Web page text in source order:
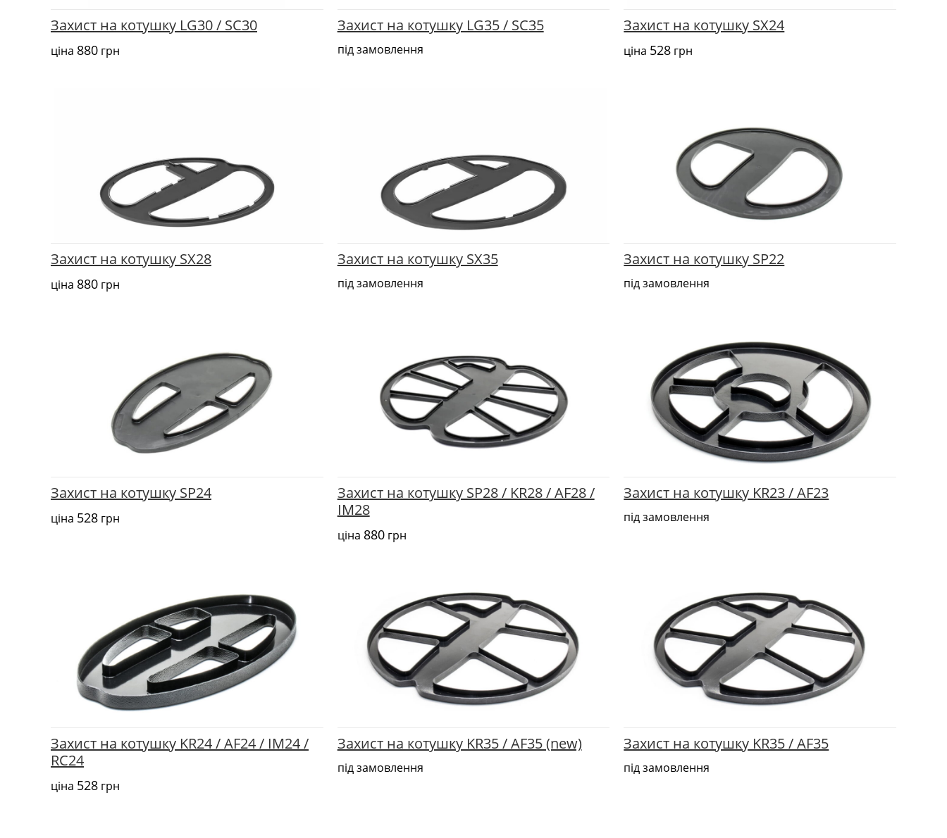
Захист на котушку LG30 / SC30
ціна 880 грн
Захист на котушку LG35 / SC35
під замовлення
Захист на котушку SX24
ціна 528 грн
Захист на котушку SX28
ціна 880 грн
Захист на котушку SX35
під замовлення
Захист на котушку SP22
під замовлення
Захист на котушку SP24
ціна 528 грн
Захист на котушку SP28 / KR28 / AF28 /
IM28
ціна 880грн
Захист на котушку KR23 / AF23
під замовлення
Захист на котушку KR24 / AF24 / IM24 /
RC24
ціна 528 грн
Захист на котушку KR35 / AF35 (new)
під замовлення
Захист на котушку KR35 / AF35
під замовлення